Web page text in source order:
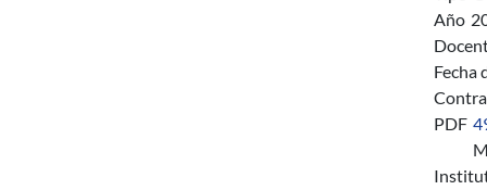
Año
Fecha
PDF